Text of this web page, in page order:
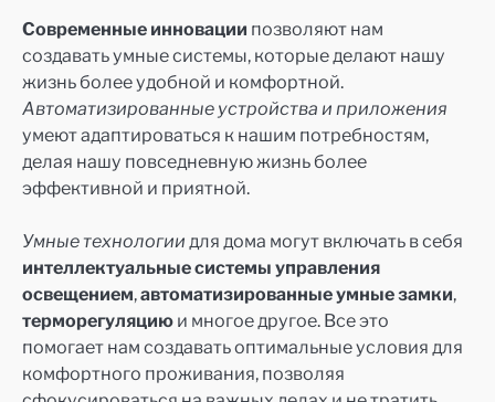
Современные инновации позволяют нам
создавать умные системы, которые делают нашу
жизнь более удобной и комфортной.
Автоматизированные устройства и приложения
умеют адаптироваться к нашим потребностям,
делая нашу повседневную жизнь более
эффективной и приятной.
Умные технологии для дома могут включать в себя
интеллектуальные системы управления
освещением,автоматизированные умные замки,
терморегуляцию и многое другое. Все это
помогает нам создавать оптимальные условия для
комфортного проживания, позволяя